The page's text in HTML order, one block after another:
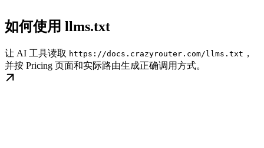
如何使用 llms.txt
让 AI 工具读取 https://docs.crazyrouter.com/llms.txt ，
并按 Pricing 页面和实际路由生成正确调用方式。